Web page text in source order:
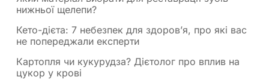
нижньої щелепи?
Кето-дієта: 7 небезпек для здоров’я, про які вас
не попереджали експерти
Картопля чи кукурудза? Дієтолог про вплив на
цукор у крові